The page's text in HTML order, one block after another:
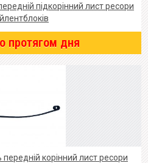
підкорінний лист ресори
протягом дня
корінний лист ресори